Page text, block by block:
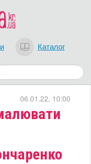
Каталог
06.01.22, 10:00